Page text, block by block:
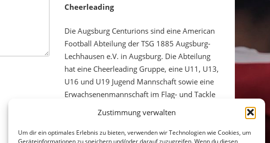
Zustimmung verwalten
Um dir ein optimales Erlebnis zu bieten, verwenden wir Technologien wie Cookies, um
Geräteinformationen zu speichern und/oder darauf zuzugreifen. Wenn du diesen
Cheerleading
Die Augsburg Centurions sind eine American
Football Abteilung der TSG 1885 Augsburg-
Lechhausen e.V. in Augsburg. Die Abteilung
hat eine Cheerleading Gruppe, eine U11, U13,
U16 und U19 Jugend Mannschaft sowie eine
Erwachsenenmannschaft im Flag- und Tackle
Trainingseinheiten und Heimspiele finden auf
der Sportanlage der TSG 1885 Augsburg statt.